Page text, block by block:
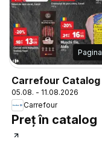
Pagina
Carrefour Catalog
05.08. - 11.08.2026
Carrefour
Preț în catalog